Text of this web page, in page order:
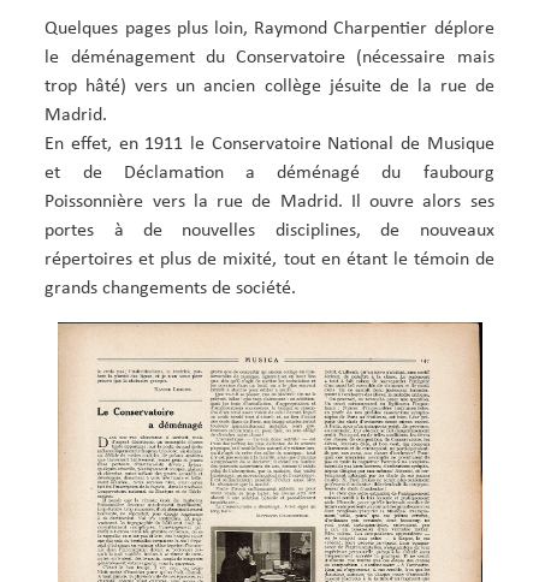
Quelques pages plus loin, Raymond Charpentier déplore
le déménagement du Conservatoire (nécessaire mais
trop hâté) vers un ancien collège jésuite de la rue de
Madrid.
En effet, en 1911 le Conservatoire National de Musique
et de Déclamation a déménagé du faubourg
Poissonnière vers la rue de Madrid. Il ouvre alors ses
portes à de nouvelles disciplines, de nouveaux
répertoires et plus de mixité, tout en étant le témoin de
grands changements de société.